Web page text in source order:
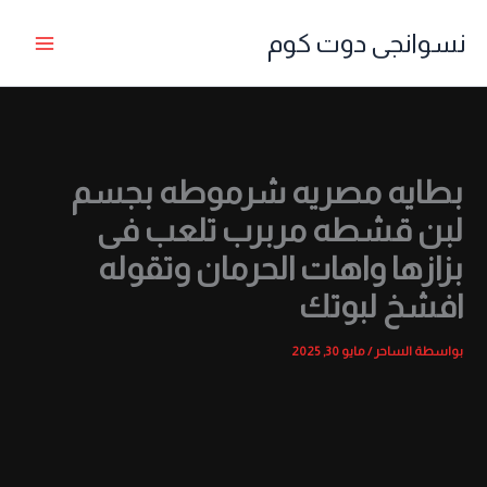
نسوانجى دوت كوم
بطايه مصريه شرموطه بجسم
لبن قشطه مربرب تلعب فى
بزازها واهات الحرمان وتقوله
افشخ لبوتك
بواسطة الساحر/مايو 30, 2025